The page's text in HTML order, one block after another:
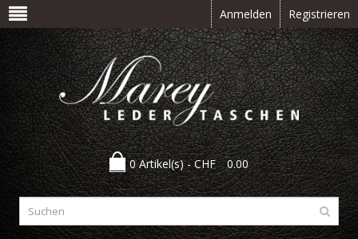
Anmelden Registrieren
0 Artikel(s) -CHF 0.00